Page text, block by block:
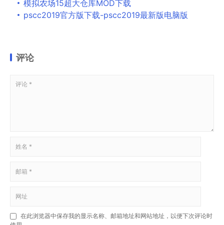
模拟农场15超大仓库MOD下载
pscc2019官方版下载-pscc2019最新版电脑版
评论
在此浏览器中保存我的显示名称、邮箱地址和网站地址，以便下次评论时